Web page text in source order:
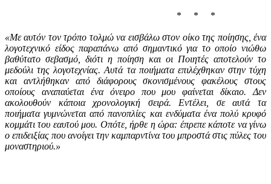
* * *
«Με αυτόν τον τρόπο τολμώ να εισβάλω στον οίκο της ποίησης, ένα
λογοτεχνικό είδος παραπάνω από σημαντικό για το οποίο νιώθω
βαθύτατο σεβασμό, διότι η ποίηση και οι Ποιητές αποτελούν το
μεδούλι της λογοτεχνίας. Αυτά τα ποιήματα επιλέχθηκαν στην τύχη
και αντλήθηκαν από διάφορους σκονισμένους φακέλους στους
οποίους αναπαύεται ένα όνειρο που μου φαίνεται δίκαιο. Δεν
ακολουθούν κάποια χρονολογική σειρά. Εντέλει, σε αυτά τα
ποιήματα γυμνώνεται από πανοπλίες και ενδύματα ένα πολύ κρυφό
κομμάτι του εαυτού μου. Οπότε, ήρθε η ώρα: έπρεπε κάποτε να γίνω
ο επιδειξίας που ανοίγει την καμπαρντίνα του μπροστά στις πύλες του
μοναστηριού.»